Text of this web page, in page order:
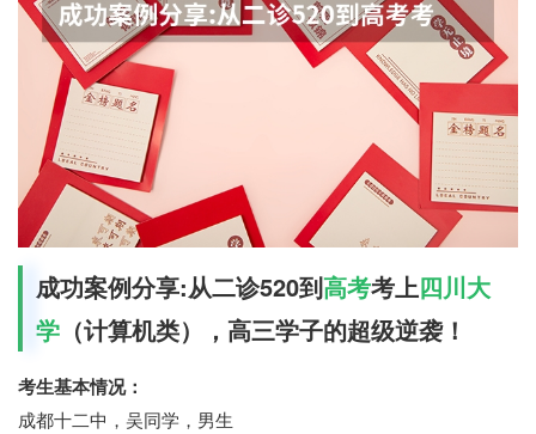
成功案例分享:从二诊520到高考考上四川大
学 （计算机类），高三学子的超级逆袭！
考生基本情况：
成都十二中，吴同学，男生